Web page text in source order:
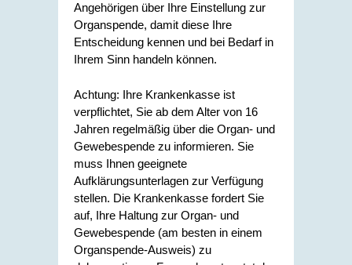
Angehörigen über Ihre Einstellung zur
Organspende, damit diese Ihre
Entscheidung kennen und bei Bedarf in
Ihrem Sinn handeln können.
Achtung: Ihre Krankenkasse ist
verpflichtet, Sie ab dem Alter von 16
Jahren regelmäßig über die Organ- und
Gewebespende zu informieren. Sie
muss Ihnen geeignete
Aufklärungsunterlagen zur Verfügung
stellen. Die Krankenkasse fordert Sie
auf, Ihre Haltung zur Organ- und
Gewebespende (am besten in einem
Organspende-Ausweis) zu